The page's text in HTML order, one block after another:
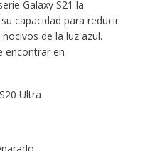
Galaxy S21 la
capacidad para reducir
de la luz azul.
encontrar en
Ultra